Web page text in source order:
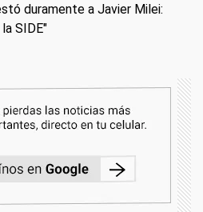
duramente a Javier Milei:
SIDE"